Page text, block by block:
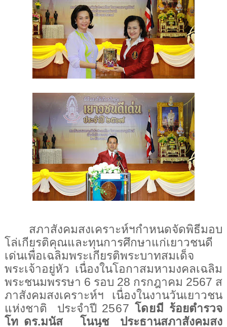
สภาสังคมสงเคราะห์ฯกำหนดจัดพิธีมอบ
โล่เกียรติคุณและทุนการศึกษาแก่เยาวชนดี
เด่นเพื่อเฉลิมพระเกียรติพระบาทสมเด็จ
พระเจ้าอยู่หัว เนื่องในโอกาสมหามงคลเฉลิม
พระชนมพรรษา 6 รอบ 28 กรกฎาคม 2567 ส
ภาสังคมสงเคราะห์ฯ เนื่องในงานวันเยาวชน
แห่งชาติ ประจำปี 2567 โดยมี ร้อยตำรวจ
โท ดร.มนัส โนนุช ประธานสภาสังคมสง